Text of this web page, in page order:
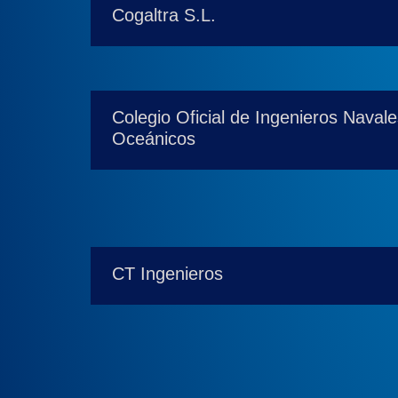
Cogaltra S.L.
Colegio Oficial de Ingenieros
Oceánicos
CT Ingenieros